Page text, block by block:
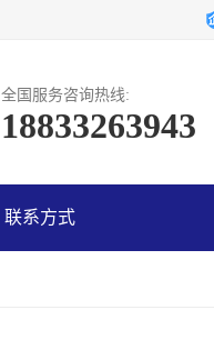
全国服务咨询热线:
18833263943
联系方式